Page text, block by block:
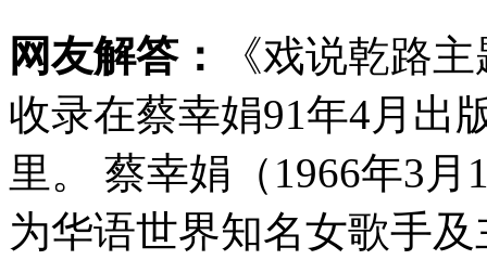
网友解答：
《戏说乾路
收录在蔡幸娟91年4月出
里。 蔡幸娟（1966年3
为华语世界知名女歌手